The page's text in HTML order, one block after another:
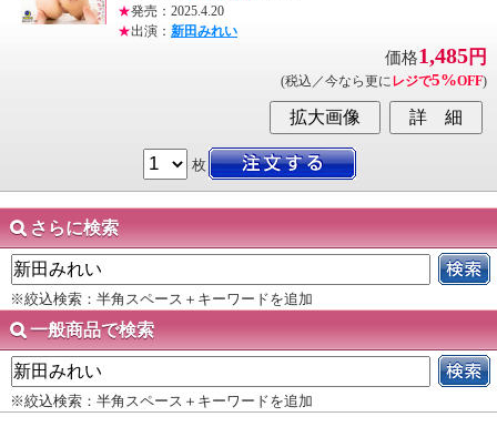
★発売：2025.4.20
★出演： 新田みれい
価格1,485円
(税込／今なら更に レジで5%OFF)
枚
さらに検索
※絞込検索：半角スペース＋キーワードを追加
一般商品で検索
※絞込検索：半角スペース＋キーワードを追加